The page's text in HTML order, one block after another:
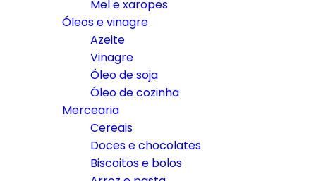
Mel e xaropes
Óleos e vinagre
Azeite
Vinagre
Óleo de soja
Óleo de cozinha
Mercearia
Cereais
Doces e chocolates
Biscoitos e bolos